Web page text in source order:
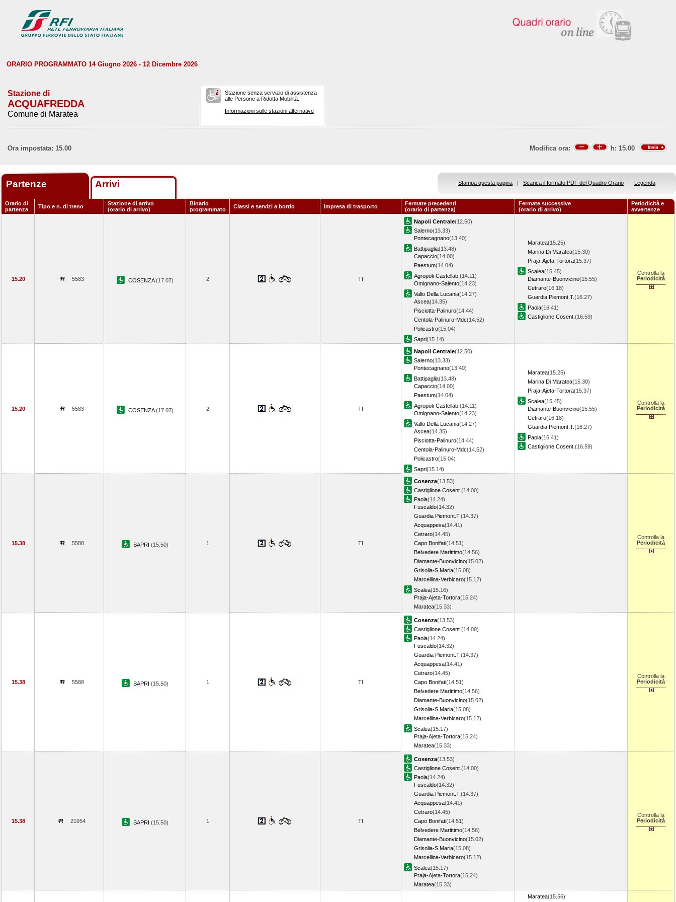
ORARIO PROGRAMMATO 14 Giugno 2026 - 12 Dicembre 2026
Stazione di
ACQUAFREDDA
Comune di Maratea
Stazione senza servizio di assistenza
alle Persone a Ridotta Mobilità.
Informazioni sulle stazioni alternative
Ora impostata: 15.00 Modifica ora: h: 15.00
Partenze Arrivi Stampa questa pagina | Scarica il formato PDF del Quadro Orario | Legenda
Orario di
partenza
Tipo e n. di treno
Stazione di arrivo
(orario di arrivo)
Binario
programmato
Classi e servizi a bordo Impresa di trasporto
Fermate precedenti
(orario di partenza)
Fermate successive
(orario di arrivo)
Periodicità e
avvertenze
15.20 5583 COSENZA(17.07) 2 TI
Napoli Centrale(12.50)
Salerno(13.33)
Pontecagnano(13.40)
Battipaglia(13.48)
Capaccio(14.00)
Paestum(14.04)
Agropoli-Castellab. (14.11)
Omignano-Salento(14.23)
Vallo Della Lucania(14.27)
Ascea(14.35)
Pisciotta-Palinuro(14.44)
Centola-Palinuro-Mdc(14.52)
Policastro(15.04)
Sapri(15.14)
Maratea(15.25)
Marina Di Maratea(15.30)
Praja-Ajeta-Tortora(15.37)
Scalea(15.45)
Diamante-Buonvicino(15.55)
Cetraro(16.18)
Guardia Piemont.T.(16.27)
Paola(16.41)
Castiglione Cosent. (16.59)
Controlla la
Periodicità
15.20 5583 COSENZA(17.07) 2 TI
Napoli Centrale(12.50)
Salerno(13.33)
Pontecagnano(13.40)
Battipaglia(13.48)
Capaccio(14.00)
Paestum(14.04)
Agropoli-Castellab. (14.11)
Omignano-Salento(14.23)
Vallo Della Lucania(14.27)
Ascea(14.35)
Pisciotta-Palinuro(14.44)
Centola-Palinuro-Mdc(14.52)
Policastro(15.04)
Sapri(15.14)
Maratea(15.25)
Marina Di Maratea(15.30)
Praja-Ajeta-Tortora(15.37)
Scalea(15.45)
Diamante-Buonvicino(15.55)
Cetraro(16.18)
Guardia Piemont.T.(16.27)
Paola(16.41)
Castiglione Cosent. (16.59)
Controlla la
Periodicità
15.38 5588 SAPRI (15.50) 1 TI
Cosenza(13.53)
Castiglione Cosent. (14.00)
Paola(14.24)
Fuscaldo(14.32)
Guardia Piemont.T.(14.37)
Acquappesa(14.41)
Cetraro(14.45)
Capo Bonifati(14.51)
Belvedere Marittimo(14.56)
Diamante-Buonvicino(15.02)
Grisolia-S.Maria(15.08)
Marcellina-Verbicaro(15.12)
Scalea(15.16)
Praja-Ajeta-Tortora(15.24)
Maratea(15.33)
Controlla la
Periodicità
15.38 5588 SAPRI (15.50) 1 TI
Cosenza(13.53)
Castiglione Cosent. (14.00)
Paola(14.24)
Fuscaldo(14.32)
Guardia Piemont.T.(14.37)
Acquappesa(14.41)
Cetraro(14.45)
Capo Bonifati(14.51)
Belvedere Marittimo(14.56)
Diamante-Buonvicino(15.02)
Grisolia-S.Maria(15.08)
Marcellina-Verbicaro(15.12)
Scalea(15.17)
Praja-Ajeta-Tortora(15.24)
Maratea(15.33)
Controlla la
Periodicità
15.38 21954 SAPRI (15.50) 1 TI
Cosenza(13.53)
Castiglione Cosent. (14.00)
Paola(14.24)
Fuscaldo(14.32)
Guardia Piemont.T.(14.37)
Acquappesa(14.41)
Cetraro(14.45)
Capo Bonifati(14.51)
Belvedere Marittimo(14.56)
Diamante-Buonvicino(15.02)
Grisolia-S.Maria(15.08)
Marcellina-Verbicaro(15.12)
Scalea(15.17)
Praja-Ajeta-Tortora(15.24)
Maratea(15.33)
Controlla la
Periodicità
Maratea(15.56)